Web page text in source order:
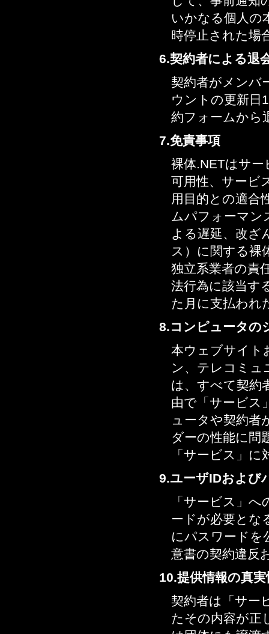
いかなる個人の
時停止された場
6.契約者による退
契約者がメンバ
ウントの更新日
約フォームから
7.免責事項
裸体.NETはサ
可用性、サービ
用目的との適合
ムパフォーマン
よる遅延、改ざ
ス）に関する裸
独立系業者の責
法行為に該当す
た月に支払われ
8.コンピュータの
本ウェブサイト
ン、テレコミュ
は、すべて契約
由で「サービス
ュータや契約
ダーの性能に問
「サービス」
9.ユーザIDおよび
「サービス」
ードが必要とな
にパスワードを
意書の契約違反
10.提供情報の真実
契約者は「サー
たその内容が正